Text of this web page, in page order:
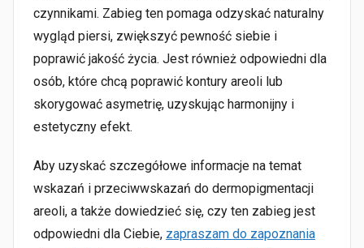
czynnikami. Zabieg ten pomaga odzyskać naturalny
wygląd piersi, zwiększyć pewność siebie i
poprawić jakość życia. Jest również odpowiedni dla
osób, które chcą poprawić kontury areoli lub
skorygować asymetrię, uzyskując harmonijny i
estetyczny efekt.
Aby uzyskać szczegółowe informacje na temat
wskazań i przeciwwskazań do dermopigmentacji
areoli, a także dowiedzieć się, czy ten zabieg jest
odpowiedni dla Ciebie, zapraszam do zapoznania